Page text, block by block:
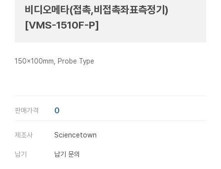
비디오메타(접촉,비접촉좌표측정기)
[VMS-1510F-P]
150x100mm, Probe Type
판매가격 0
제조사 Sciencetown
납기 납기 문의